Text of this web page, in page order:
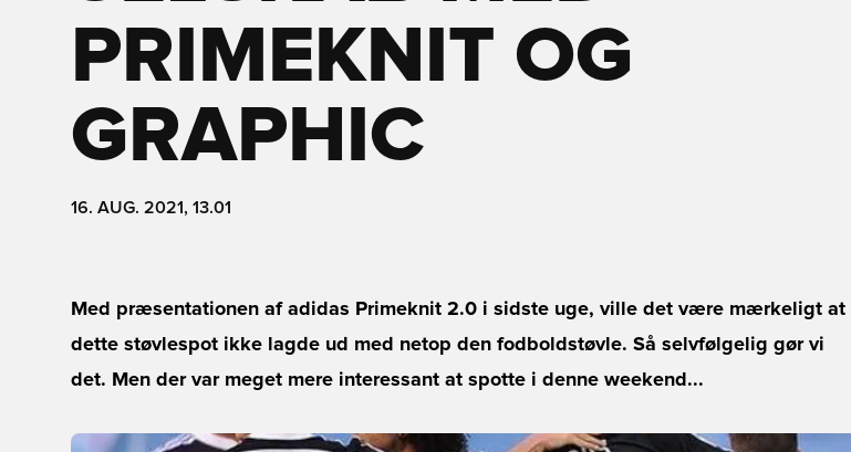
PRIMEKNIT OG
GRAPHIC
16. AUG. 2021, 13.01
Med præsentationen af adidas Primeknit 2.0 i sidste uge, ville det være mærkeligt at
dette støvlespot ikke lagde ud med netop den fodboldstøvle. Så selvfølgelig gør vi
det. Men der var meget mere interessant at spotte i denne weekend...